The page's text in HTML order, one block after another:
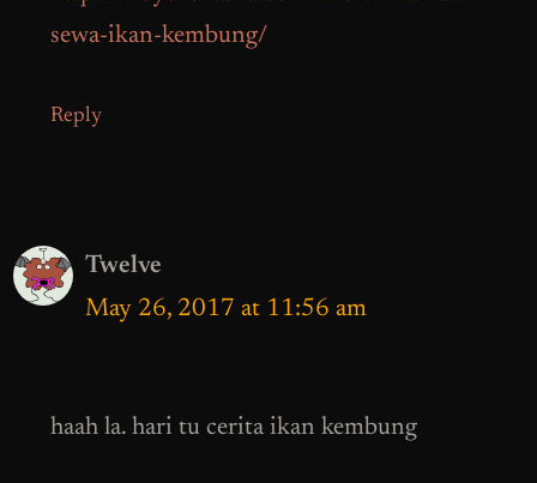
sewa-ikan-kembung/
Reply
Twelve
May 26, 2017 at 11:56 am
haah la. hari tu cerita ikan kembung